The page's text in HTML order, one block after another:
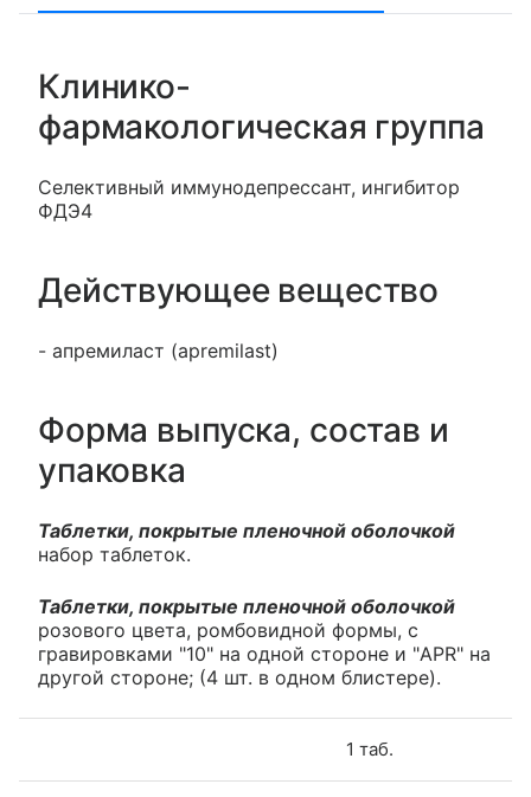
Клинико-
фармакологическая группа
Селективный иммунодепрессант, ингибитор
ФДЭ4
Действующее вещество
- апремиласт (apremilast)
Форма выпуска, состав и
упаковка
Таблетки, покрытые пленочной оболочкой
набор таблеток.
Таблетки, покрытые пленочной оболочкой
розового цвета, ромбовидной формы, с
гравировками "10" на одной стороне и "APR" на
другой стороне; (4 шт. в одном блистере).
1 таб.